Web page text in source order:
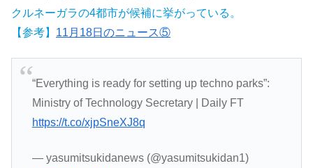
クルネーガラの4都市が候補に挙がっている。
【参考】 11月18日のニュース⑤
“Everything is ready for setting up techno parks”:
Ministry of Technology Secretary | Daily FT
https://t.co/xjpSneXJ8q
— yasumitsukidanews (@yasumitsukidan1)